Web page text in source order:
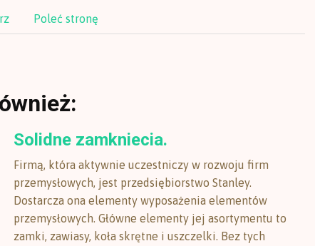
Poleć stronę
Solidne zamkniecia.
Firmą, która aktywnie uczestniczy w rozwoju firm
przemysłowych, jest przedsiębiorstwo Stanley.
Dostarcza ona elementy wyposażenia elementów
przemysłowych. Główne elementy jej asortymentu to
zamki, zawiasy, koła skrętne i uszczelki. Bez tych